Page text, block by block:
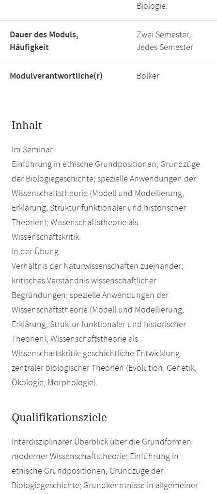
Biologie.
Dauer des Moduls,
Häufigkeit
Zwei Semester,
Jedes Semester
Modulverantwortliche(r) Bölker
Inhalt
Im Seminar
Einführung in ethische Grundpositionen; Grundzüge
der Biologiegeschichte; spezielle Anwendungen der
Wissenschaftstheorie (Modell und Modellierung,
Erklärung, Struktur funktionaler und historischer
Theorien); Wissenschaftstheorie als
Wissenschaftskritik.
In der Übung
Verhältnis der Naturwissenschaften zueinander;
kritisches Verständnis wissenschaftlicher
Begründungen; spezielle Anwendungen der
Wissenschaftstheorie (Modell und Modellierung,
Erklärung, Struktur funktionaler und historischer
Theorien); Wissenschaftstheorie als
Wissenschaftskritik; geschichtliche Entwicklung
zentraler biologischer Theorien (Evolution, Genetik,
Ökologie, Morphologie).
Qualifikationsziele
Interdisziplinärer Überblick über die Grundformen
moderner Wissenschaftstheorie; Einführung in
ethische Grundpositionen; Grundzüge der
Biologiegeschichte; Grundkenntnisse in allgemeiner